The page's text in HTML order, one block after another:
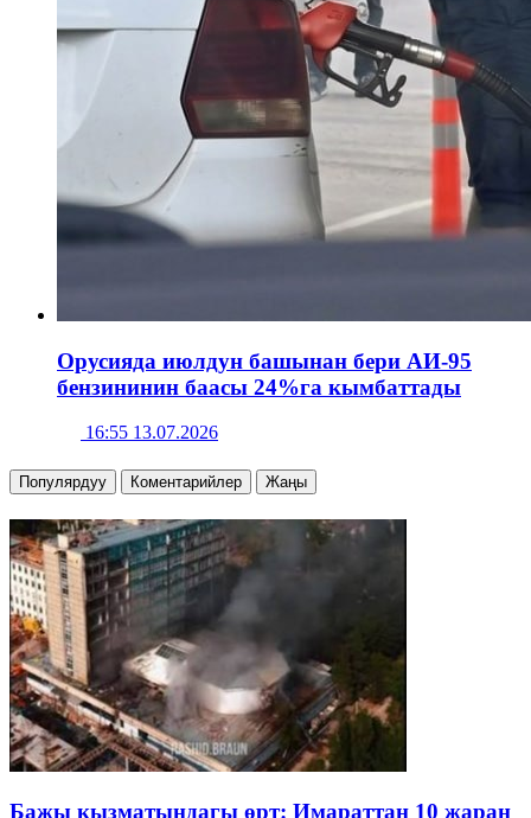
Орусияда июлдун башынан бери АИ-95
бензининин баасы 24%га кымбаттады
16:55 13.07.2026
Популярдуу Коментарийлер Жаңы
Бажы кызматындагы өрт: Имараттан 10 жаран